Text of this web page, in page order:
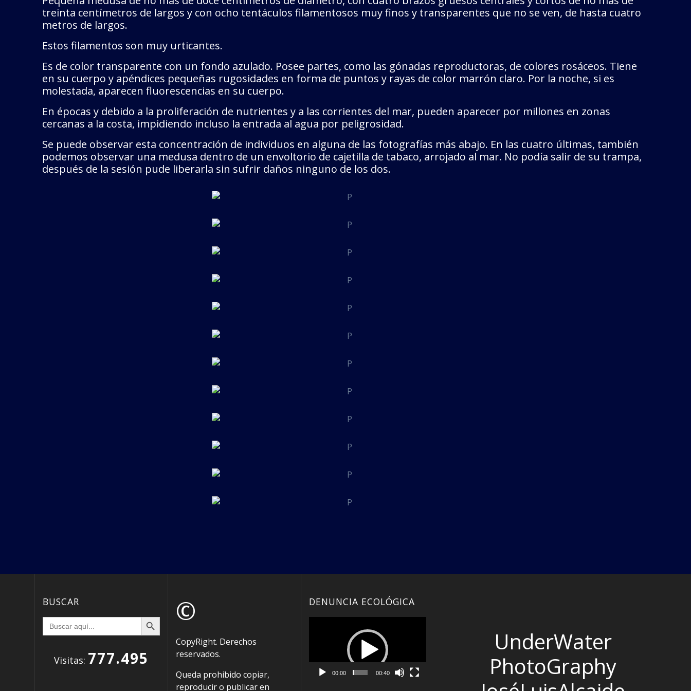
treinta centímetros de largos y con ocho tentáculos filamentosos muy finos y transparentes que no se ven, de hasta cuatro
metros de largos.
Estos filamentos son muy urticantes.
Es de color transparente con un fondo azulado. Posee partes, como las gónadas reproductoras, de colores rosáceos. Tiene
en su cuerpo y apéndices pequeñas rugosidades en forma de puntos y rayas de color marrón claro. Por la noche, si es
molestada, aparecen fluorescencias en su cuerpo.
En épocas y debido a la proliferación de nutrientes y a las corrientes del mar, pueden aparecer por millones en zonas
cercanas a la costa, impidiendo incluso la entrada al agua por peligrosidad.
Se puede observar esta concentración de individuos en alguna de las fotografías más abajo. En las cuatro últimas, también
podemos observar una medusa dentro de un envoltorio de cajetilla de tabaco, arrojado al mar. No podía salir de su trampa,
después de la sesión pude liberarla sin sufrir daños ninguno de los dos.
BUSCAR
Buscar: Botón de búsqueda
Visitas: 777.495
©
CopyRight. Derechos
reservados.
Queda prohibido copiar,
reproducir o publicar en
DENUNCIA ECOLÓGICA
00:00 00:40
UnderWater
PhotoGraphy